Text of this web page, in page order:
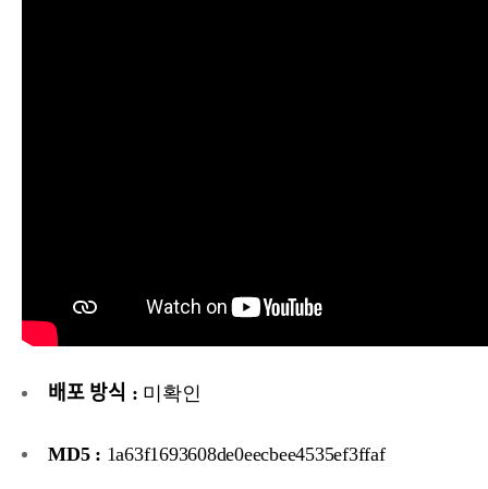
배포 방식 : 미확인
MD5 : 1a63f1693608de0eecbee4535ef3ffaf